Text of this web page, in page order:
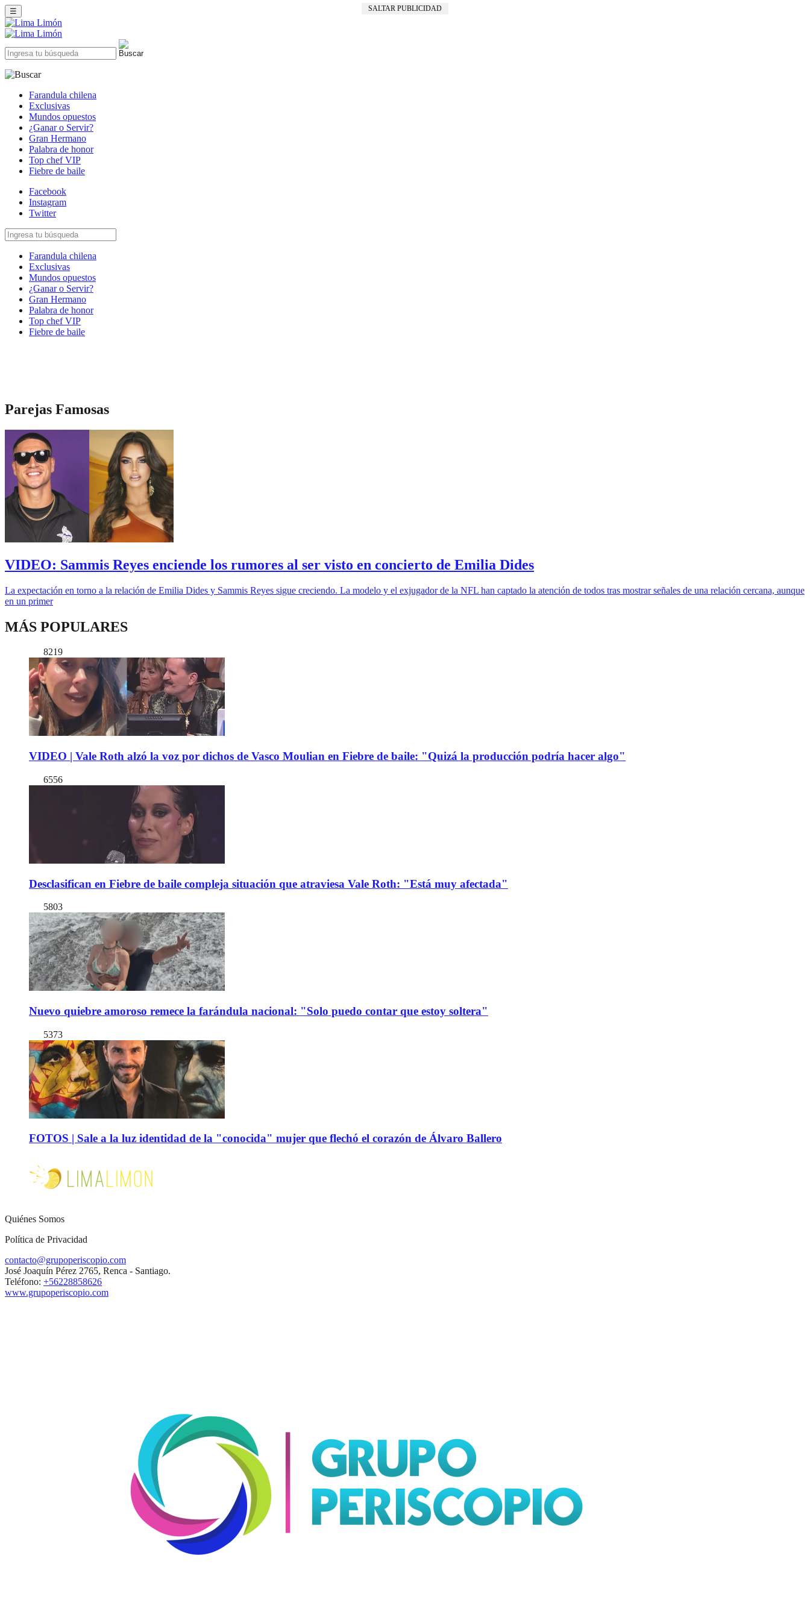
SALTAR PUBLICIDAD
☰
Farandula chilena
Exclusivas
Mundos opuestos
¿Ganar o Servir?
Gran Hermano
Palabra de honor
Top chef VIP
Fiebre de baile
Facebook
Instagram
Twitter
Farandula chilena
Exclusivas
Mundos opuestos
¿Ganar o Servir?
Gran Hermano
Palabra de honor
Top chef VIP
Fiebre de baile
Parejas Famosas
VIDEO: Sammis Reyes enciende los rumores al ser visto en concierto de Emilia Dides
La expectación en torno a la relación de Emilia Dides y Sammis Reyes sigue creciendo. La modelo y el exjugador de la NFL han captado la atención de todos tras mostrar señales de una relación cercana, aunque
en un primer
MÁS POPULARES
8219
VIDEO | Vale Roth alzó la voz por dichos de Vasco Moulian en Fiebre de baile: "Quizá la producción podría hacer algo"
6556
Desclasifican en Fiebre de baile compleja situación que atraviesa Vale Roth: "Está muy afectada"
5803
Nuevo quiebre amoroso remece la farándula nacional: "Solo puedo contar que estoy soltera"
5373
FOTOS | Sale a la luz identidad de la "conocida" mujer que flechó el corazón de Álvaro Ballero
Quiénes Somos
Política de Privacidad
contacto@grupoperiscopio.com
José Joaquín Pérez 2765, Renca - Santiago.
Teléfono: +56228858626
www.grupoperiscopio.com